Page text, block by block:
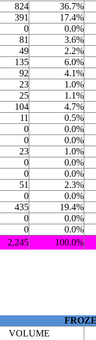
824 36.7%
391 17.4%
0 0.0%
81 3.6%
49 2.2%
135 6.0%
92 4.1%
23 1.0%
25 1.1%
104 4.7%
11 0.5%
0 0.0%
0 0.0%
23 1.0%
0 0.0%
0 0.0%
51 2.3%
0 0.0%
435 19.4%
0 0.0%
0 0.0%
2,245 100.0%
VOLUME